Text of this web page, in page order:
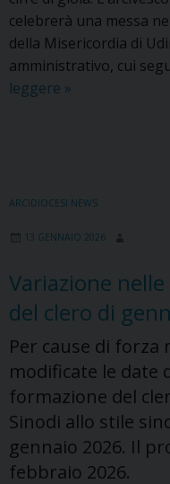
celebrerà una messa
della Misericordia di
amministrativo, cui
leggere Giornata
11
preghiera
Parrocchie.
Due
Messe
con
l’Arcivescovo
»
ARCIDIOCESI NEWS
13 GENNAIO 2026
Variazione
del clero di
Per cause di
modificate le date
formazione del
Sinodi allo stile
gennaio 2026. Il
febbraio 2026.